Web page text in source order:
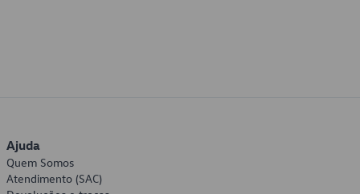
Ajuda
Quem Somos
Atendimento (SAC)